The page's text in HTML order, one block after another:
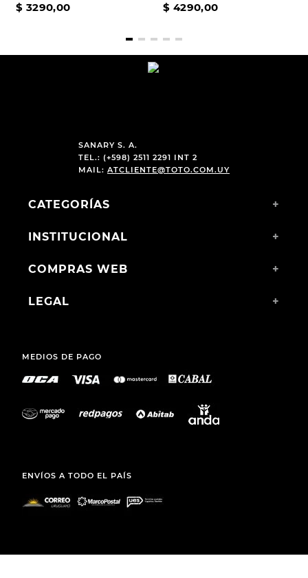
$ 3290,00 $ 4290,00
SANARY S. A.
TEL.: (+598) 2511 2291 INT 2
MAIL: ATCLIENTE@TOTO.COM.UY
CATEGORÍAS +
INSTITUCIONAL +
COMPRAS WEB +
LEGAL +
MEDIOS DE PAGO
ENVÍOS A TODO EL PAÍS